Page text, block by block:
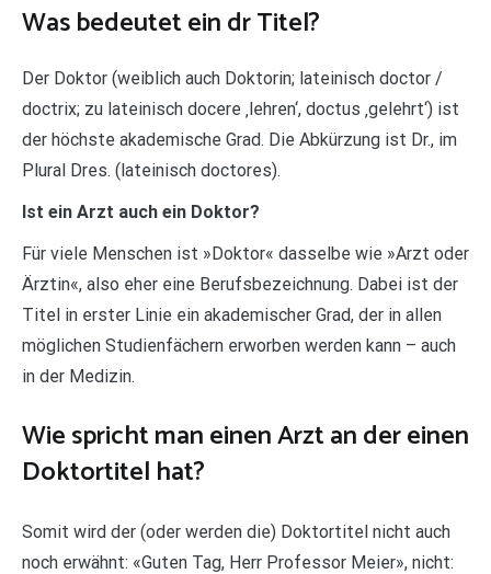
Was bedeutet ein dr Titel?
Der Doktor (weiblich auch Doktorin; lateinisch doctor /
doctrix; zu lateinisch docere ‚lehren‘, doctus ‚gelehrt‘) ist
der höchste akademische Grad. Die Abkürzung ist Dr., im
Plural Dres. (lateinisch doctores).
Ist ein Arzt auch ein Doktor?
Für viele Menschen ist »Doktor« dasselbe wie »Arzt oder
Ärztin«, also eher eine Berufsbezeichnung. Dabei ist der
Titel in erster Linie ein akademischer Grad, der in allen
möglichen Studienfächern erworben werden kann – auch
in der Medizin.
Wie spricht man einen Arzt an der einen
Doktortitel hat?
Somit wird der (oder werden die) Doktortitel nicht auch
noch erwähnt: «Guten Tag, Herr Professor Meier», nicht: